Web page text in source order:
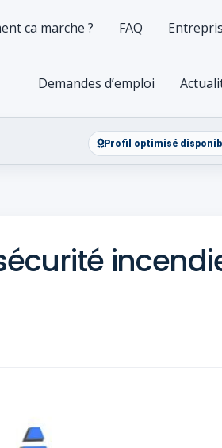
ca marche ? FAQ
Demandes d’emploi
Profil optimisé
incendie